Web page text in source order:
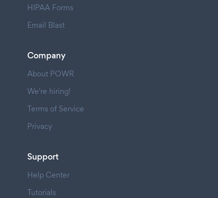
HIPAA Forms
Email Blast
Company
About POWR
We're hiring!
Terms of Service
Privacy
Support
Help Center
Tutorials